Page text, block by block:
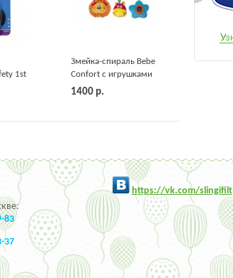
1st
Змейка-спираль Bebe
Confort с игрушками
1400 р.
83
37
https://vk.com/slingifilt